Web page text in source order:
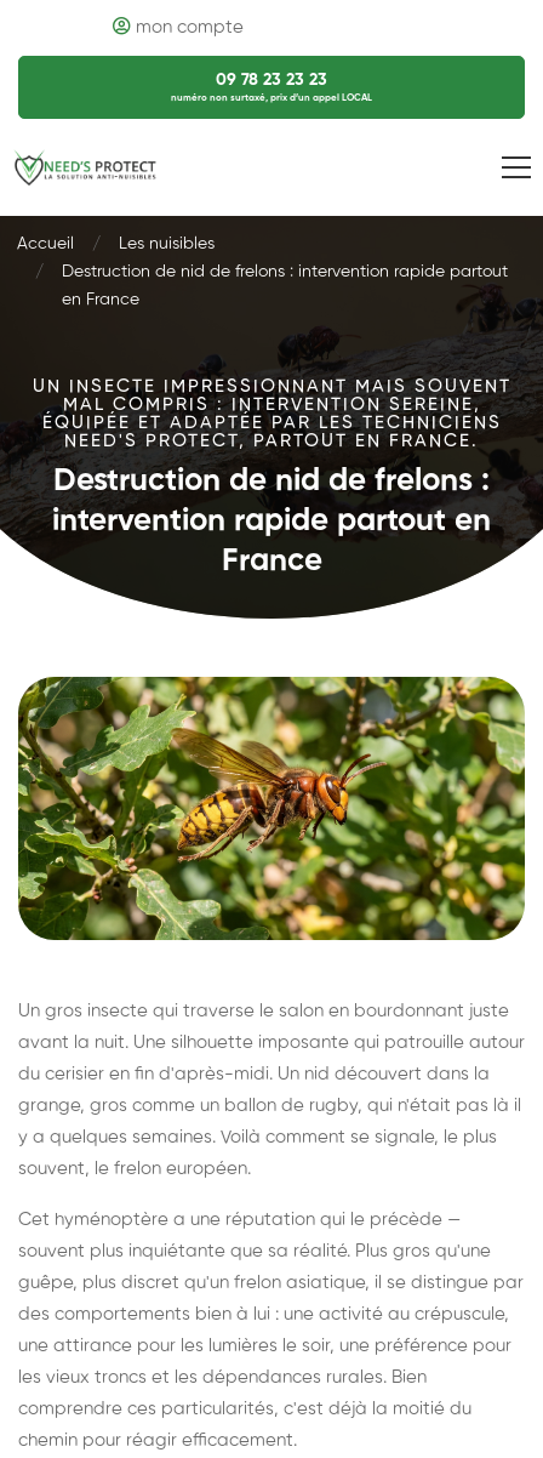
mon compte
09 78 23 23 23
numéro non surtaxé, prix d’un appel LOCAL
Accueil
Les nuisibles
Destruction de nid de frelons : intervention rapide partout
en France
UN INSECTE IMPRESSIONNANT MAIS SOUVENT
MAL COMPRIS : INTERVENTION SEREINE,
ÉQUIPÉE ET ADAPTÉE PAR LES TECHNICIENS
NEED'S PROTECT, PARTOUT EN FRANCE.
Destruction de nid de frelons :
intervention rapide partout en
France
Un gros insecte qui traverse le salon en bourdonnant juste
avant la nuit. Une silhouette imposante qui patrouille autour
du cerisier en fin d'après-midi. Un nid découvert dans la
grange, gros comme un ballon de rugby, qui n'était pas là il
y a quelques semaines. Voilà comment se signale, le plus
souvent, le frelon européen.
Cet hyménoptère a une réputation qui le précède —
souvent plus inquiétante que sa réalité. Plus gros qu'une
guêpe, plus discret qu'un frelon asiatique, il se distingue par
des comportements bien à lui : une activité au crépuscule,
une attirance pour les lumières le soir, une préférence pour
les vieux troncs et les dépendances rurales. Bien
comprendre ces particularités, c'est déjà la moitié du
chemin pour réagir efficacement.